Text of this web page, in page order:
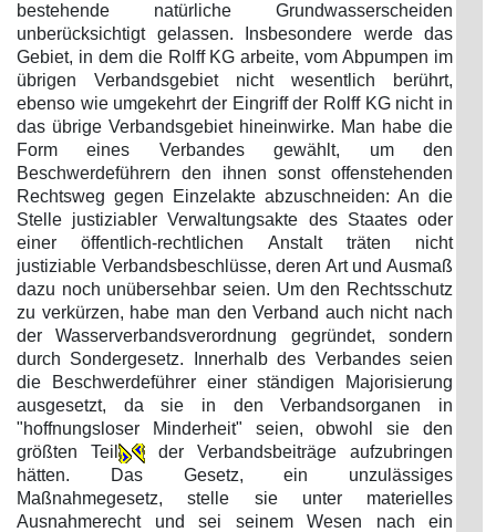
bestehende natürliche Grundwasserscheiden
unberücksichtigt gelassen. Insbesondere werde das
Gebiet, in dem die Rolff KG arbeite, vom Abpumpen im
übrigen Verbandsgebiet nicht wesentlich berührt,
ebenso wie umgekehrt der Eingriff der Rolff KG nicht in
das übrige Verbandsgebiet hineinwirke. Man habe die
Form eines Verbandes gewählt, um den
Beschwerdeführern den ihnen sonst offenstehenden
Rechtsweg gegen Einzelakte abzuschneiden: An die
Stelle justiziabler Verwaltungsakte des Staates oder
einer öffentlich-rechtlichen Anstalt träten nicht
justiziable Verbandsbeschlüsse, deren Art und Ausmaß
dazu noch unübersehbar seien. Um den Rechtsschutz
zu verkürzen, habe man den Verband auch nicht nach
der Wasserverbandsverordnung gegründet, sondern
durch Sondergesetz. Innerhalb des Verbandes seien
die Beschwerdeführer einer ständigen Majorisierung
ausgesetzt, da sie in den Verbandsorganen in
"hoffnungsloser Minderheit" seien, obwohl sie den
größten Teil
der Verbandsbeiträge aufzubringen
hätten. Das Gesetz, ein unzulässiges
Maßnahmegesetz, stelle sie unter materielles
Ausnahmerecht und sei seinem Wesen nach ein